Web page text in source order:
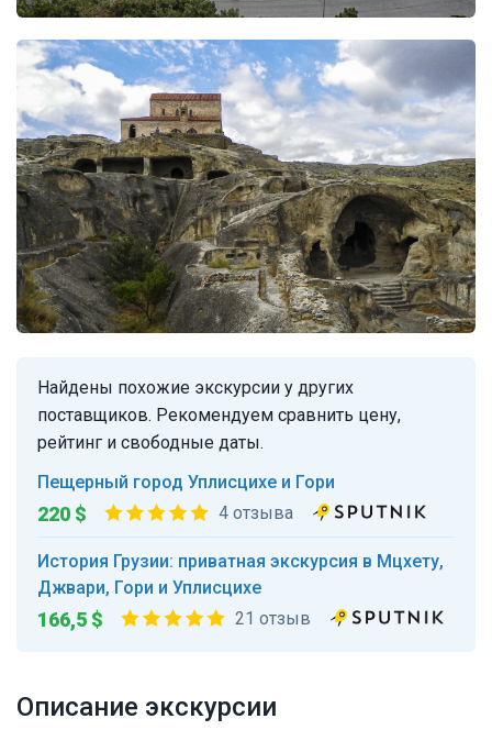
Описание экскурсии
Найдены похожие экскурсии у других
поставщиков. Рекомендуем сравнить цену,
рейтинг и свободные даты.
Пещерный город Уплисцихе и Гори
220 $ 4 отзыва
История Грузии: приватная экскурсия в Мцхету,
Джвари, Гори и Уплисцихе
166,5 $ 21 отзыв